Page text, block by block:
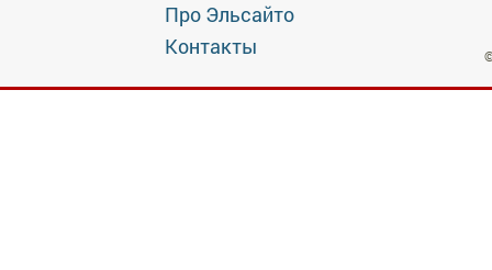
Про Эльсайто
Контакты